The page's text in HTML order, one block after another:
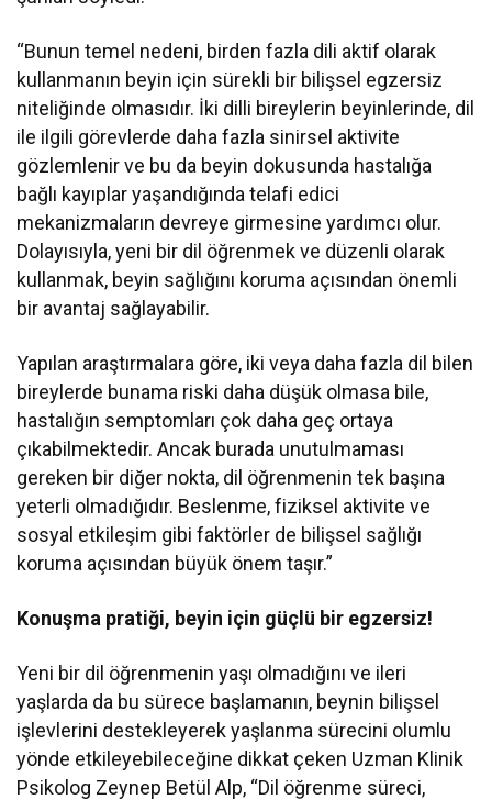
“Bunun temel nedeni, birden fazla dili aktif olarak
kullanmanın beyin için sürekli bir bilişsel egzersiz
niteliğinde olmasıdır. İki dilli bireylerin beyinlerinde, dil
ile ilgili görevlerde daha fazla sinirsel aktivite
gözlemlenir ve bu da beyin dokusunda hastalığa
bağlı kayıplar yaşandığında telafi edici
mekanizmaların devreye girmesine yardımcı olur.
Dolayısıyla, yeni bir dil öğrenmek ve düzenli olarak
kullanmak, beyin sağlığını koruma açısından önemli
bir avantaj sağlayabilir.
Yapılan araştırmalara göre, iki veya daha fazla dil bilen
bireylerde bunama riski daha düşük olmasa bile,
hastalığın semptomları çok daha geç ortaya
çıkabilmektedir. Ancak burada unutulmaması
gereken bir diğer nokta, dil öğrenmenin tek başına
yeterli olmadığıdır. Beslenme, fiziksel aktivite ve
sosyal etkileşim gibi faktörler de bilişsel sağlığı
koruma açısından büyük önem taşır.”
Konuşma pratiği, beyin için güçlü bir egzersiz!
Yeni bir dil öğrenmenin yaşı olmadığını ve ileri
yaşlarda da bu sürece başlamanın, beynin bilişsel
işlevlerini destekleyerek yaşlanma sürecini olumlu
yönde etkileyebileceğine dikkat çeken Uzman Klinik
Psikolog Zeynep Betül Alp, “Dil öğrenme süreci,